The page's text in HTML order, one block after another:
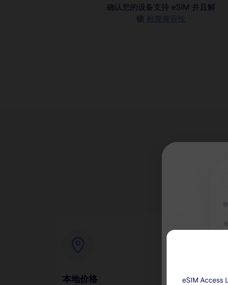
确认您的设备支持 eSIM 并且解
锁 检查兼容性
本地价格 即时
eSIM Access